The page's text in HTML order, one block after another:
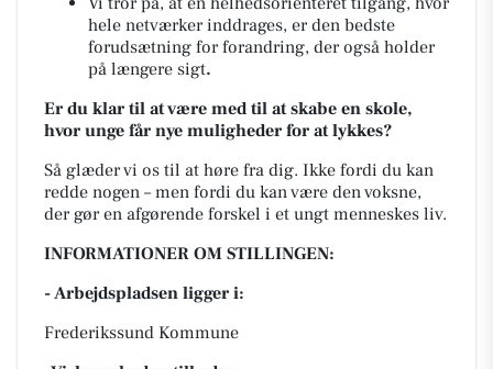
hele netværker inddrages, er den bedste
forudsætning for forandring, der også holder
på længere sigt.
Er du klar til at være med til at skabe en skole,
hvor unge får nye muligheder for at lykkes?
Så glæder vi os til at høre fra dig. Ikke fordi du kan
redde nogen – men fordi du kan være den voksne,
der gør en afgørende forskel i et ungt menneskes liv.
INFORMATIONER OM STILLINGEN:
- Arbejdspladsen ligger i:
Frederikssund Kommune